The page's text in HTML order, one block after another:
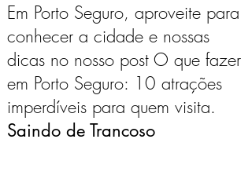
Em Porto Seguro, aproveite para
conhecer a cidade e nossas
dicas no nosso post O que fazer
em Porto Seguro: 10 atrações
imperdíveis para quem visita.
Saindo de Trancoso